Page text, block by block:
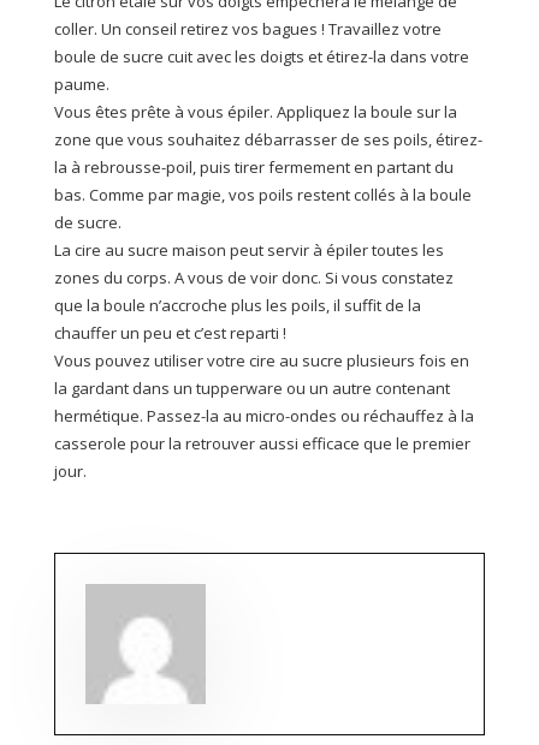
coller. Un conseil retirez vos bagues ! Travaillez votre
boule de sucre cuit avec les doigts et étirez-la dans votre
paume.
Vous êtes prête à vous épiler. Appliquez la boule sur la
zone que vous souhaitez débarrasser de ses poils, étirez-
la à rebrousse-poil, puis tirer fermement en partant du
bas. Comme par magie, vos poils restent collés à la boule
de sucre.
La cire au sucre maison peut servir à épiler toutes les
zones du corps. A vous de voir donc. Si vous constatez
que la boule n’accroche plus les poils, il suffit de la
chauffer un peu et c’est reparti !
Vous pouvez utiliser votre cire au sucre plusieurs fois en
la gardant dans un tupperware ou un autre contenant
hermétique. Passez-la au micro-ondes ou réchauffez à la
casserole pour la retrouver aussi efficace que le premier
jour.